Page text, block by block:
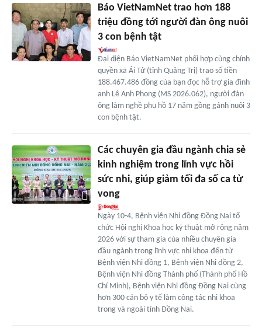
Báo VietNamNet trao hơn 188
triệu đồng tới người đàn ông nuôi
3 con bệnh tật
Đại diện Báo VietNamNet phối hợp cùng chính
quyền xã Ái Tử (tỉnh Quảng Trị) trao số tiền
188.467.486 đồng của bạn đọc hỗ trợ gia đình
anh Lê Anh Phong (MS 2026.062), người đàn
ông làm nghề phụ hồ 17 năm gồng gánh nuôi 3
con bệnh tật.
Các chuyên gia đầu ngành chia sẻ
kinh nghiệm trong lĩnh vực hồi
sức nhi, giúp giảm tối đa số ca tử
vong
Ngày 10-4, Bệnh viện Nhi đồng Đồng Nai tổ
chức Hội nghị Khoa học kỹ thuật mở rộng năm
2026 với sự tham gia của nhiều chuyên gia
đầu ngành trong lĩnh vực nhi khoa đến từ
Bệnh viện Nhi đồng 1, Bệnh viện Nhi đồng 2,
Bệnh viện Nhi đồng Thành phố (Thành phố Hồ
Chí Minh), Bệnh viện Nhi đồng Đồng Nai cùng
hơn 300 cán bộ y tế làm công tác nhi khoa
trong và ngoài tỉnh Đồng Nai.